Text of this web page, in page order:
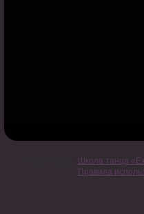
Школа танца
Правила